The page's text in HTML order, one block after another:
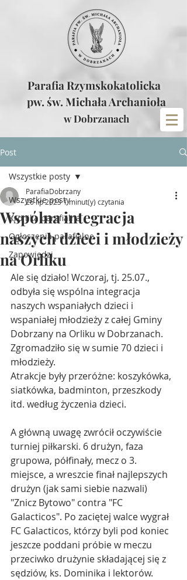
Parafia Rzymskokatolicka
pw. św. Michała Archanioła
w Dobrzanach
Post
Wszystkie posty
Kronika parafialna
Ogłoszenia parafialne
Zapowiedzi
Wszystkie posty
Wspólna integracja
naszych dzieci i młodzieży
na Orliku
ParafiaDobrzany
26 lip 20231 minut(y) czytania
Ale się działo! Wczoraj, tj. 25.07.,
odbyła się wspólna integracja
naszych wspaniałych dzieci i
wspaniałej młodzieży z całej Gminy
Dobrzany na Orliku w Dobrzanach.
Zgromadziło się w sumie 70 dzieci i
młodzieży.
Atrakcje były przeróżne: koszykówka,
siatkówka, badminton, przeszkody
itd. według życzenia dzieci.
A główną uwagę zwrócił oczywiście
turniej piłkarski. 6 drużyn, faza
grupowa, półfinały, mecz o 3.
miejsce, a wreszcie finał najlepszych
drużyn (jak sami siebie nazwali)
"Znicz Bytowo" contra "FC
Galacticos". Po zaciętej walce wygrał
FC Galacticos, którzy byli pod koniec
jeszcze poddani próbie w meczu
przeciwko drużynie składającej się z
sędziów, ks. Dominika i lektorów.